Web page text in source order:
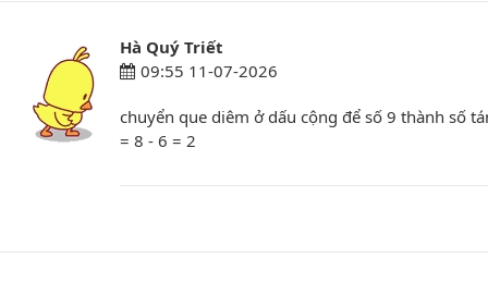
Hà Quý Triết
09:55 11-07-2026
chuyển que diêm ở dấu cộng để số 9 thành số
= 8 - 6 = 2